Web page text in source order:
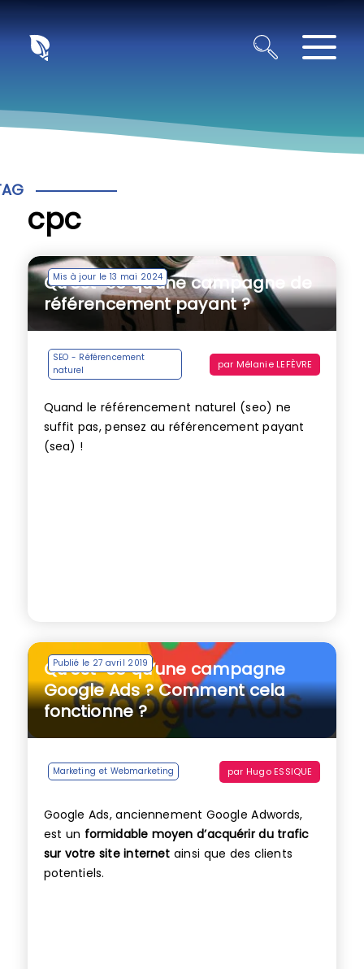
cpc
Mis à jour le 13 mai 2024
Qu’est-ce qu’une campagne de
référencement payant ?
SEO - Référencement
naturel
par Mélanie LEFÈVRE
Quand le référencement naturel (seo) ne
suffit pas, pensez au référencement payant
(sea) !
Publié le 27 avril 2019
Qu’est-ce qu’une campagne
Google Ads ? Comment cela
fonctionne ?
Marketing et Webmarketing par Hugo ESSIQUE
Google Ads, anciennement Google Adwords,
est un formidable moyen d’acquérir du trafic
sur votre site internet ainsi que des clients
potentiels.
Panneau de gestion des cookies